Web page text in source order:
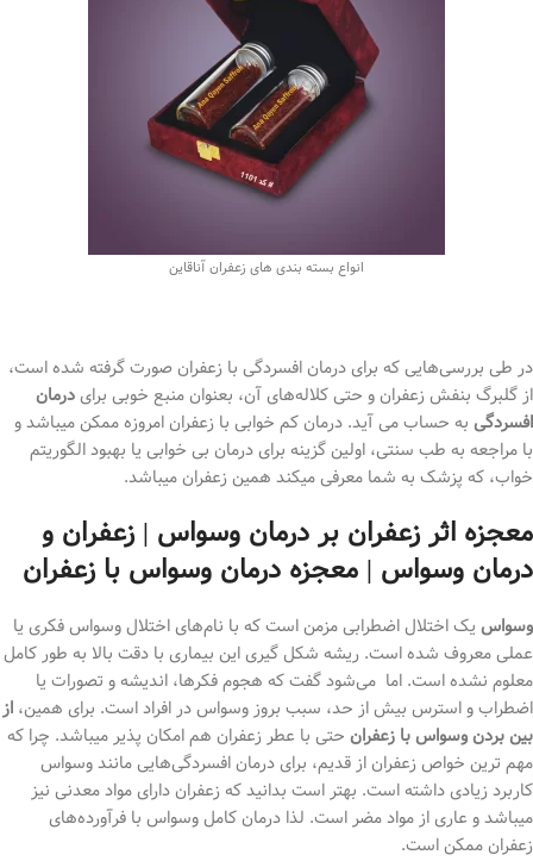
انواع بسته بندی های زعفران آناقاین
در طی بررسی‌هایی که برای درمان افسردگی با زعفران صورت گرفته شده است،
از گلبرگ بنفش زعفران و حتی کلاله‌های آن، بعنوان منبع خوبی برایدرمان
افسردگی به حساب می آید. درمان کم خوابی با زعفران امروزه ممکن میباشد و
با مراجعه به طب سنتی، اولین گزینه برای درمان بی خوابی یا بهبود الگوریتم
خواب، که پزشک به شما معرفی میکند همین زعفران میباشد.
معجزه اثر زعفران بر درمان وسواس | زعفران و
درمان وسواس | معجزه درمان وسواس با زعفران
وسواس یک اختلال اضطرابی مزمن است که با نام‌های اختلال وسواس فکری یا
عملی معروف شده است. ریشه شکل گیری این بیماری با دقت بالا به طور کامل
معلوم نشده است. اما می‌شود گفت که هجوم فکرها، اندیشه و تصورات یا
اضطراب و استرس بیش از حد، سبب بروز وسواس در افراد است. برای همین، از
بین بردن وسواس با زعفران حتی با عطر زعفران هم امکان پذیر میباشد. چرا که
مهم ترین خواص زعفران از قدیم، برای درمان افسردگی‌هایی مانند وسواس
کاربرد زیادی داشته است. بهتر است بدانید که زعفران دارای مواد معدنی نیز
میباشد و عاری از مواد مضر است. لذا درمان کامل وسواس با فرآورده‌های
زعفران ممکن است.